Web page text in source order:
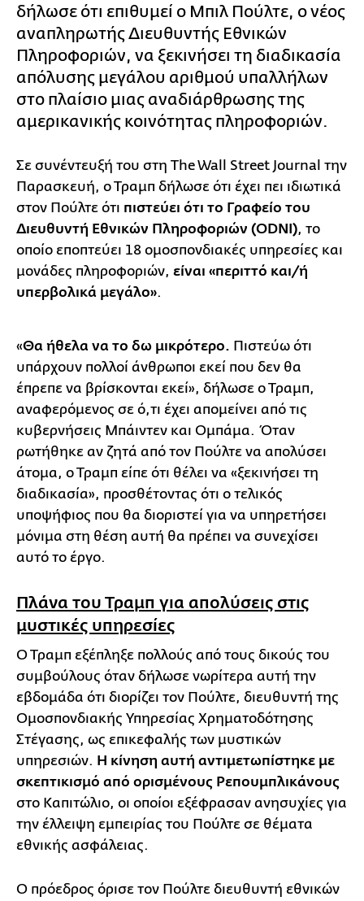
δήλωσε ότι επιθυμεί ο Μπιλ Πούλτε, ο νέος
αναπληρωτής Διευθυντής Εθνικών
Πληροφοριών, να ξεκινήσει τη διαδικασία
απόλυσης μεγάλου αριθμού υπαλλήλων
στο πλαίσιο μιας αναδιάρθρωσης της
αμερικανικής κοινότητας πληροφοριών.
Σε συνέντευξή του στη The Wall Street Journal την
Παρασκευή, ο Τραμπ δήλωσε ότι έχει πει ιδιωτικά
στον Πούλτε ότι πιστεύει ότι το Γραφείο του
Διευθυντή Εθνικών Πληροφοριών (ODNI), το
οποίο εποπτεύει 18 ομοσπονδιακές υπηρεσίες και
μονάδες πληροφοριών, είναι «περιττό και/ή
υπερβολικά μεγάλο».
«Θα ήθελα να το δω μικρότερο. Πιστεύω ότι
υπάρχουν πολλοί άνθρωποι εκεί που δεν θα
έπρεπε να βρίσκονται εκεί», δήλωσε ο Τραμπ,
αναφερόμενος σε ό,τι έχει απομείνει από τις
κυβερνήσεις Μπάιντεν και Ομπάμα. Όταν
ρωτήθηκε αν ζητά από τον Πούλτε να απολύσει
άτομα, ο Τραμπ είπε ότι θέλει να «ξεκινήσει τη
διαδικασία», προσθέτοντας ότι ο τελικός
υποψήφιος που θα διοριστεί για να υπηρετήσει
μόνιμα στη θέση αυτή θα πρέπει να συνεχίσει
αυτό το έργο.
Πλάνα του Τραμπ για απολύσεις στις
μυστικές υπηρεσίες
Ο Τραμπ εξέπληξε πολλούς από τους δικούς του
συμβούλους όταν δήλωσε νωρίτερα αυτή την
εβδομάδα ότι διορίζει τον Πούλτε, διευθυντή της
Ομοσπονδιακής Υπηρεσίας Χρηματοδότησης
Στέγασης, ως επικεφαλής των μυστικών
υπηρεσιών. Η κίνηση αυτή αντιμετωπίστηκε με
σκεπτικισμό από ορισμένους Ρεπουμπλικάνους
στο Καπιτώλιο, οι οποίοι εξέφρασαν ανησυχίες για
την έλλειψη εμπειρίας του Πούλτε σε θέματα
εθνικής ασφάλειας.
Ο πρόεδρος όρισε τον Πούλτε διευθυντή εθνικών